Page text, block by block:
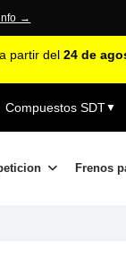
→
partir del 24 de
Compuestos SDT▼
Frenos